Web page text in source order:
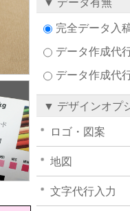
▼ データ有無
完全データ入
データ作成代
データ作成代
▼ デザインオプ
ロゴ・図案
地図
文字代行入力